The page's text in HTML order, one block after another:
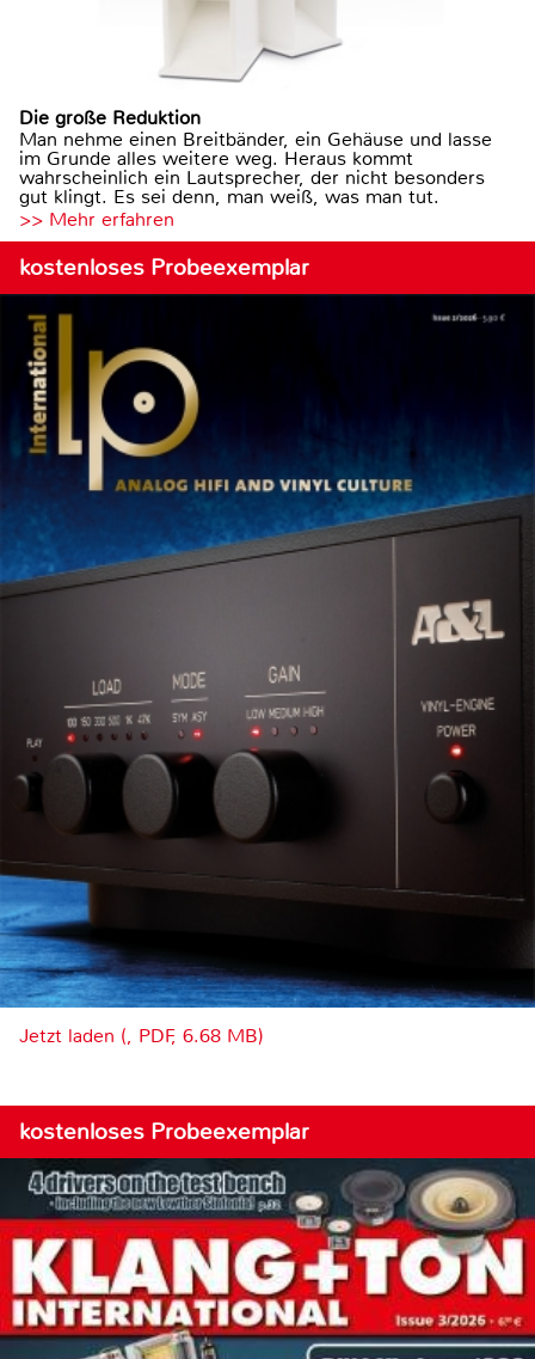
Die große Reduktion
Man nehme einen Breitbänder, ein Gehäuse und lasse
im Grunde alles weitere weg. Heraus kommt
wahrscheinlich ein Lautsprecher, der nicht besonders
gut klingt. Es sei denn, man weiß, was man tut.
>> Mehr erfahren
kostenloses Probeexemplar
Jetzt laden (, PDF, 6.68 MB)
kostenloses Probeexemplar